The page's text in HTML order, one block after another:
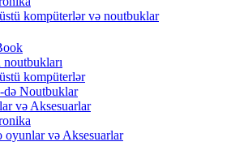
kompüterlər və noutbuklar
kompüterlər
də Noutbuklar
və Aksesuarlar
oyunlar və Aksesuarlar